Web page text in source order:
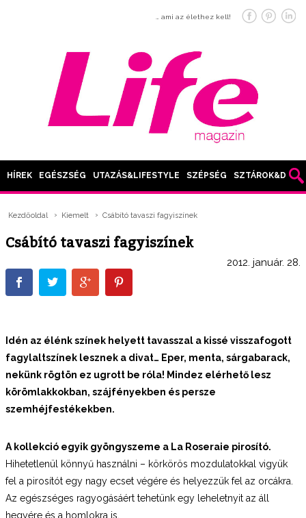
… ami az élethez kell!
HÍREK EGÉSZSÉG UTAZÁS&LIFESTYLE SZÉPSÉG SZTÁROK&DIVAT
Kezdőoldal Kiemelt Csábító tavaszi fagyiszínek
Csábító tavaszi fagyiszínek
2012. január. 28.
Idén az élénk színek helyett tavasszal a kissé visszafogott
fagylaltszínek lesznek a divat… Eper, menta, sárgabarack,
nekünk rögtön ez ugrott be róla! Mindez elérhető lesz
körömlakkokban, szájfényekben és persze
szemhéjfestékekben.
A kollekció egyik gyöngyszeme a La Roseraie pirosító.
Hihetetlenül könnyű használni – körkörös mozdulatokkal vigyük
fel a pirosítót egy nagy ecset végére és helyezzük fel az orcákra.
Az egészséges ragyogásáért tehetünk egy leheletnyit az áll
hegyére és a homlokra is.